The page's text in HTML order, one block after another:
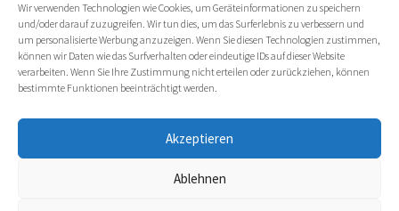
Wir verwenden Technologien wie Cookies, um Geräteinformationen zu speichern
und/oder darauf zuzugreifen. Wir tun dies, um das Surferlebnis zu verbessern und
um personalisierte Werbung anzuzeigen. Wenn Sie diesen Technologien zustimmen,
können wir Daten wie das Surfverhalten oder eindeutige IDs auf dieser Website
verarbeiten. Wenn Sie Ihre Zustimmung nicht erteilen oder zurückziehen, können
bestimmte Funktionen beeinträchtigt werden.
Akzeptieren
Ablehnen